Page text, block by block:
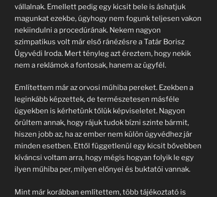
vállalnak. Emellett pedig egy kicsit bele is áshatjuk
magunkat ezekbe, úgyhogy nem fogunk teljesen vakon
nekiindulni a procedúrának. Nekem nagyon
szimpatikus volt már első ránézésre a Tatár Borisz
Ügyvédi Iroda. Mert tényleg azt éreztem, hogy nekik
nem a reklámok a fontosak, hanem az ügyfél.
Említettem már az orvosi műhiba pereket. Ezekben a
leginkább képzettek, de természetesen másféle
ügyekben is kérhetünk tőlük képviseletet. Nagyon
örültem annak, hogy rájuk tudok bízni szinte bármit,
hiszen jobb az, ha az ember nem külön ügyvédhez jár
minden esetben. Ettől függetlenül egy kicsit bővebben
kíváncsi voltam arra, hogy mégis hogyan folyik le egy
ilyen műhiba per, milyen előnyei és buktatói vannak.
Mint már korábban említettem, több tájékoztató is